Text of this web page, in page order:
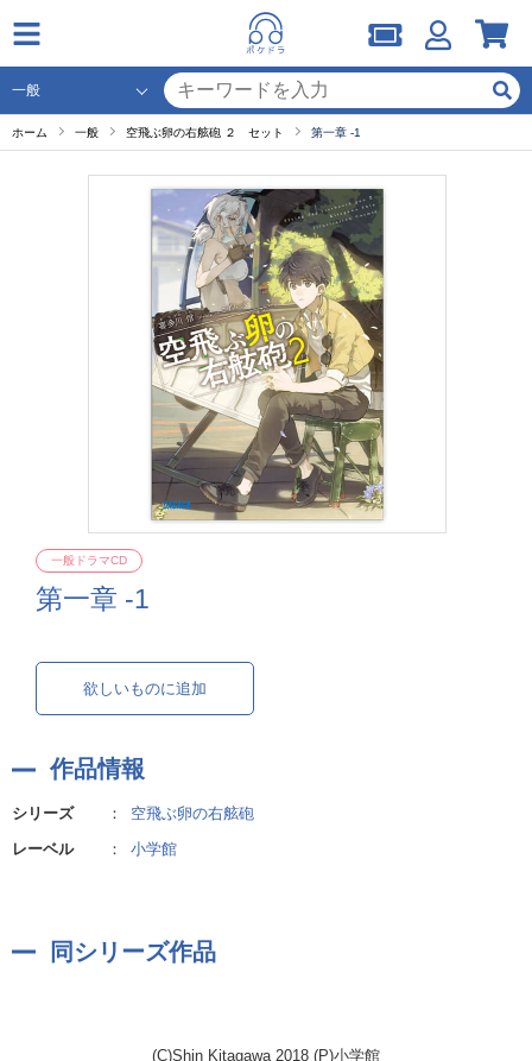
ホーム 一般 空飛ぶ卵の右舷砲 ２ セット 第一章 -1
第一章 -1
一般ドラマCD
欲しいものに追加
作品情報
シリーズ ：
空飛ぶ卵の右舷砲
レーベル
： 小学館
同シリーズ作品
(C)Shin Kitagawa 2018 (P)小学館